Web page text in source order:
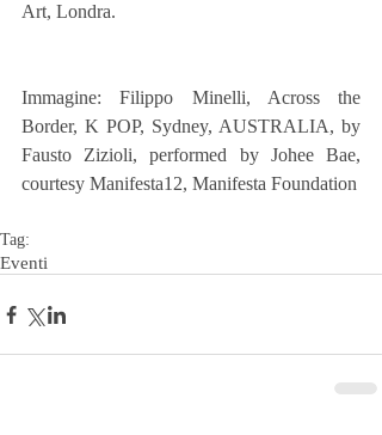
Art, Londra.
Immagine: Filippo Minelli, Across the
Border, K POP, Sydney, AUSTRALIA, by
Fausto Zizioli, performed by Johee Bae,
courtesy Manifesta12, Manifesta Foundation
Tag:
Eventi